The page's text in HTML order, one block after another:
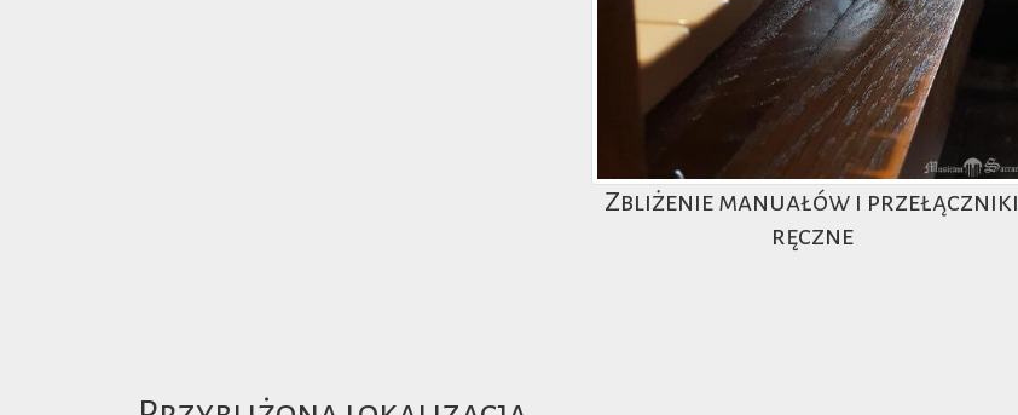
Zbliżenie manuałów i przełączniki
ręczne